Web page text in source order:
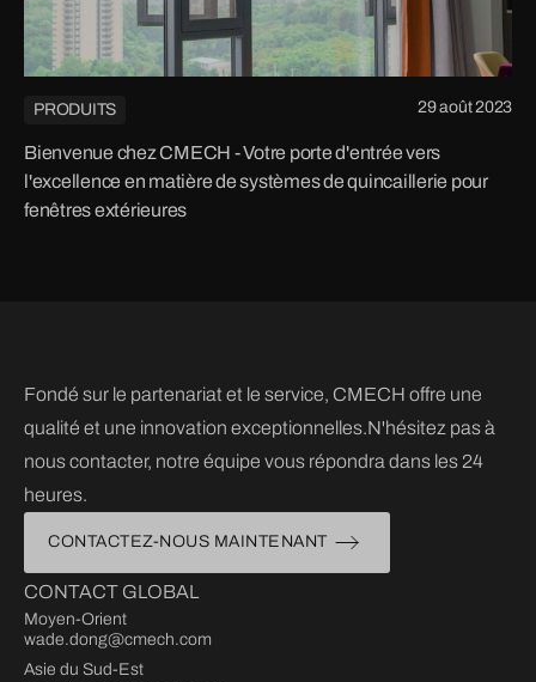
PRODUITS 29 août 2023
Bienvenue chez CMECH - Votre porte d'entrée vers
l'excellence en matière de systèmes de quincaillerie pour
fenêtres extérieures
Fondé sur le partenariat et le service, CMECH offre une
qualité et une innovation exceptionnelles.N'hésitez pas à
nous contacter, notre équipe vous répondra dans les 24
heures.
CONTACTEZ-NOUS MAINTENANT
CONTACT GLOBAL
Moyen-Orient
wade.dong@cmech.com
Asie du Sud-Est